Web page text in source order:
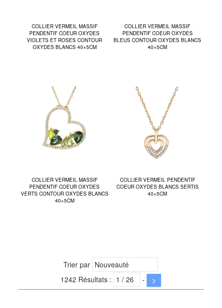
COLLIER VERMEIL MASSIF
PENDENTIF COEUR OXYDES
VIOLETS ET ROSES CONTOUR
OXYDES BLANCS 40+5CM
COLLIER VERMEIL MASSIF
PENDENTIF COEUR OXYDES
BLEUS CONTOUR OXYDES BLANCS
40+5CM
COLLIER VERMEIL MASSIF
PENDENTIF COEUR OXYDES
VERTS CONTOUR OXYDES BLANCS
40+5CM
COLLIER VERMEIL PENDENTIF
COEUR OXYDES BLANCS SERTIS
40+5CM
Trier par
1242 Résultats :
- >